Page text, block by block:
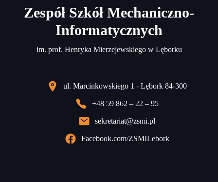
Zespół Szkół Mechaniczno-
Informatycznych
im. prof. Henryka Mierzejewskiego w Lęborku
ul. Marcinkowskiego 1 - Lębork 84-300
+48 59 862 – 22 – 95
sekretariat@zsmi.pl
Facebook.com/ZSMILebork